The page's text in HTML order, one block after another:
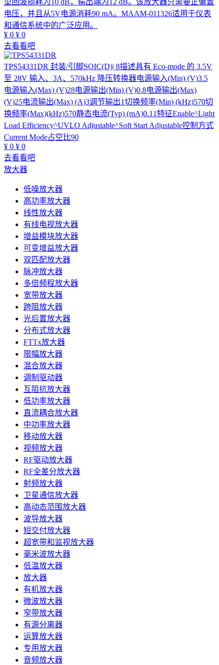
型回波损耗为10 dB，输出端为12 dB。该放大器只需要正偏置
电压，并且从5V电源消耗90 mA。MAAM-011326适用于仪表
和通信系统中的广泛应用。
¥ 0 ¥ 0
去看看吧
TPS54331DR 封装/引脚SOIC(D)| 8描述具有 Eco-mode 的 3.5V
至 28V 输入、3A、570kHz 降压转换器电源输入(Min) (V)3.5
电源输入(Max) (V)28电源输出(Min) (V)0.8电源输出(Max)
(V)25电流输出(Max) (A)3调节输出1切换频率(Min) (kHz)570切
换频率(Max)(kHz)570静态电流(Typ) (mA)0.11特征Enable^Light
Load Efficiency^UVLO Adjustable^Soft Start Adjustable控制方式
Current Mode占空比90
¥ 0 ¥ 0
去看看吧
放大器
低噪放大器
高功率放大器
线性放大器
有线电视放大器
增益模块放大器
可变增益放大器
双匹配放大器
脉冲放大器
多倍频程放大器
宽带放大器
跨阻放大器
光后置放大器
分布式放大器
FTTx放大器
限幅放大器
混合放大器
调制驱动器
互阻抗放大器
低功率放大器
直流耦合放大器
中功率放大器
移动放大器
视频放大器
RF驱动放大器
RF全差分放大器
射频放大器
卫星通信放大器
高动态范围放大器
波导放大器
短交付放大器
超宽带和监视放大器
毫米波放大器
低温放大器
放大器
有机放大器
微波放大器
窄带放大器
有源分离器
运算放大器
专用放大器
音频放大器